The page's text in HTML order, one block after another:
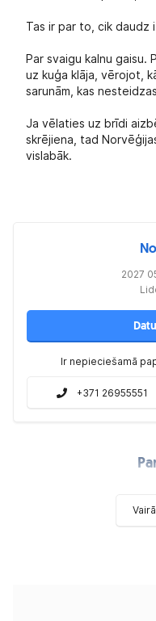
Tas ir par to, cik daudz
Par svaigu kalnu gaisu.
uz kuģa klāja, vērojot,
sarunām, kas
Ja vēlaties uz brīdi
skrējiena, tad
vislabāk.
No
2027
Ir nepieciešamā
+371 26955551